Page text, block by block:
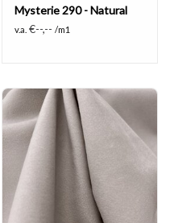
Mysterie 290 - Natural
v.a. €--,-- /m1